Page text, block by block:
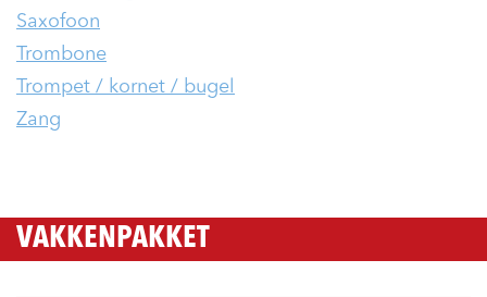
Saxofoon
Trombone
Trompet / kornet / bugel
Zang
VAKKENPAKKET